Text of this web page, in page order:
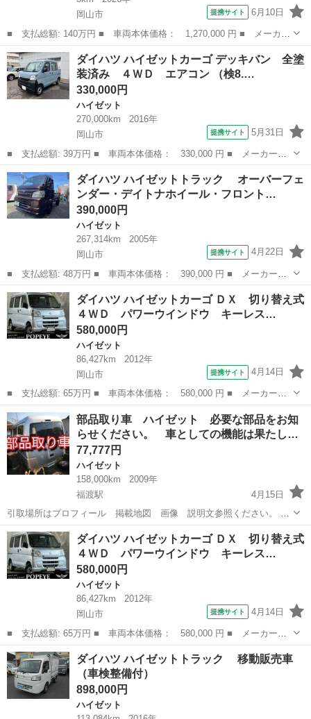
岡山市
提携サイト 6月10日
■ 支払総額: 140万円 ■ 車両本体価格： 1,270,000 円 ■ メーカー
名： ダイハツ ■ 車種名： ハイゼットカーゴ ■ グレード名：
ＤＸ デラックス ５ドア ＣＶＴ ２ＷＤ ６６０ｃｃ ＬＥＤバ
ックドアラ...
岡山 岡山市 ハイゼット
ダイハツ ハイゼットカーゴ デッキバン 全塗
装済み ４ＷＤ エアコン （検8.…
330,000円
ハイゼット
270,000km
2016年
岡山市
提携サイト 5月31日
■ 支払総額: 39万円 ■ 車両本体価格： 330,000 円 ■ メーカー
名： ダイハツ ■ 車種名： ハイゼットカーゴ ■ グレード名：
デッキバン 全塗装済み ４ＷＤ エアコン ■ 排気量： 660cc ■
ドア枚...
岡山 岡山市 ハイゼット
ダイハツ ハイゼットトラック オーバーフェ
ンダー・デイトナホイール・フロント…
390,000円
ハイゼット
267,314km
2005年
岡山市
提携サイト 4月22日
■ 支払総額: 48万円 ■ 車両本体価格： 390,000 円 ■ メーカー
名： ダイハツ ■ 車種名： ハイゼットトラック ■ グレード
名： オーバーフェンダー・デイトナホイール・フロントスポイラ
ー・ワイパーパネルチ...
岡山 岡山市 ハイゼット
ダイハツ ハイゼットカーゴ ＤＸ 切り替え式
４ＷＤ パワーウインドウ キーレス…
580,000円
ハイゼット
86,427km
2012年
岡山市
提携サイト 4月14日
■ 支払総額: 65万円 ■ 車両本体価格： 580,000 円 ■ メーカー
名： ダイハツ ■ 車種名： ハイゼットカーゴ ■ グレード名：
ＤＸ 切り替え式４ＷＤ パワーウインドウ キーレス ナビ フル
セグＴＶ 両側ス...
岡山 岡山市 ハイゼット
部品取り車 ハイゼット 必要な部品をお知
らせください。 車としての機能は果たし…
77,777円
ハイゼット
158,000km
2009年
福渡駅
4月15日
引取場所はプロフィール 掲載地図 画像 説明文参照ください。 Ｓ
３２１Ｖ ハイゼット ☆通販ご希望の方は問い合わせよりお知らせく
ださい☆ 掲載価格は、丸車の価格です。 どうしても！の場合は販売し
ますが 欠品部品多数！...
岡山 岡山市 福渡駅 ハイゼット 部品
ダイハツ ハイゼットカーゴ ＤＸ 切り替え式
４ＷＤ パワーウインドウ キーレス…
580,000円
ハイゼット
86,427km
2012年
岡山市
提携サイト 4月14日
■ 支払総額: 65万円 ■ 車両本体価格： 580,000 円 ■ メーカー
名： ダイハツ ■ 車種名： ハイゼットカーゴ ■ グレード名：
ＤＸ 切り替え式４ＷＤ パワーウインドウ キーレス ナビ フル
セグＴＶ 両側ス...
岡山 岡山市 ハイゼット
ダイハツ ハイゼットトラック 移動販売車
（車検整備付）
898,000円
ハイゼット